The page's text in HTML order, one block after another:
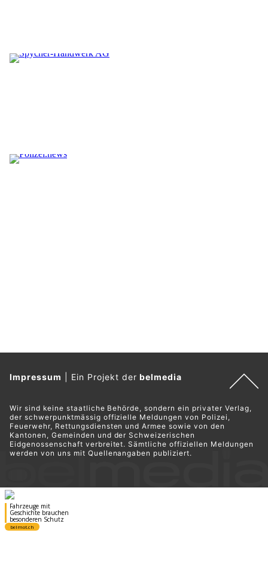
Impressum Ein Projekt derbelmedia
Wir sind keine staatliche Behörde, sondern ein privater Verlag,
der schwerpunktmässig offizielle Meldungen von Polizei,
Feuerwehr, Rettungsdiensten und Armee sowie von den
Kantonen, Gemeinden und der Schweizerischen
Eidgenossenschaft verbreitet. Sämtliche offiziellen Meldungen
werden von uns mit Quellenangaben publiziert.